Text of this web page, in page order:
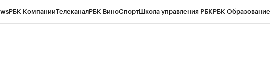
РБК КомпанииТелеканалРБК ВиноСпортШкола управления РБКРБК Образование